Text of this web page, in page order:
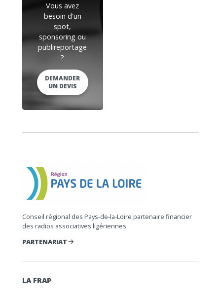
Vous avez
besoin d'un
spot,
sponsoring ou
publireportage
?
DEMANDER
UN DEVIS
Conseil régional des Pays-de-la-Loire partenaire financier
des radios associatives ligériennes.
PARTENARIAT
LA FRAP